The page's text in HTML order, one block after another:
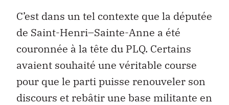
C’est dans un tel contexte que la députée
de Saint-Henri–Sainte-Anne a été
couronnée à la tête du PLQ. Certains
avaient souhaité une véritable course
pour que le parti puisse renouveler son
discours et rebâtir une base militante en